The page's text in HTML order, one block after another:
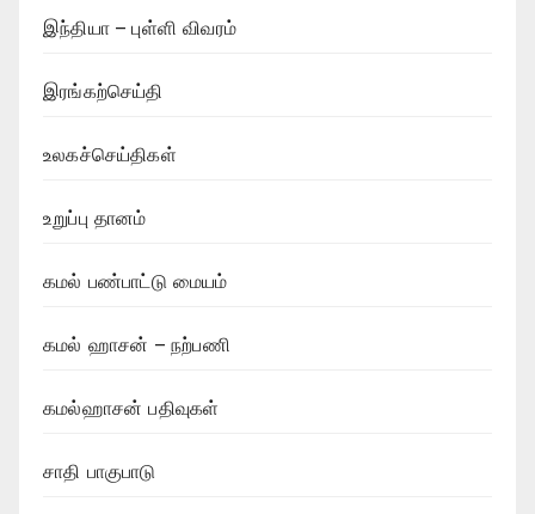
இந்தியா – புள்ளி விவரம்
இரங்கற்செய்தி
உலகச்செய்திகள்
உறுப்பு தானம்
கமல் பண்பாட்டு மையம்
கமல் ஹாசன் – நற்பணி
கமல்ஹாசன் பதிவுகள்
சாதி பாகுபாடு